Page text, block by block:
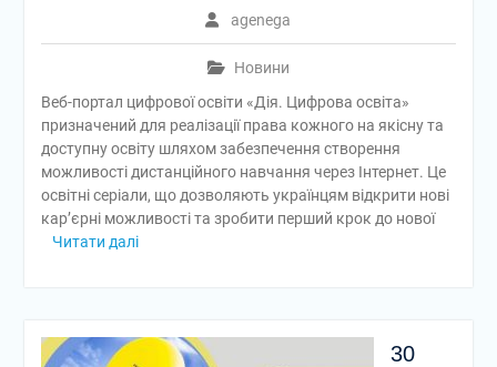
agenega
Новини
Веб-портал цифрової освіти «Дія. Цифрова освіта»
призначений для реалізації права кожного на якісну та
доступну освіту шляхом забезпечення створення
можливості дистанційного навчання через Інтернет. Це
освітні серіали, що дозволяють українцям відкрити нові
кар’єрні можливості та зробити перший крок до нової
Читати далі
30